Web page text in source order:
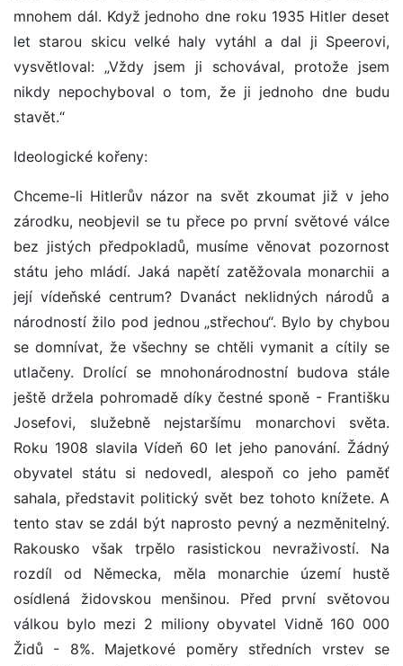
mnohem dál. Když jednoho dne roku 1935 Hitler deset
let starou skicu velké haly vytáhl a dal ji Speerovi,
vysvětloval: „Vždy jsem ji schovával, protože jsem
nikdy nepochyboval o tom, že ji jednoho dne budu
stavět.“
Ideologické kořeny:
Chceme-li Hitlerův názor na svět zkoumat již v jeho
zárodku, neobjevil se tu přece po první světové válce
bez jistých předpokladů, musíme věnovat pozornost
státu jeho mládí. Jaká napětí zatěžovala monarchii a
její vídeňské centrum? Dvanáct neklidných národů a
národností žilo pod jednou „střechou“. Bylo by chybou
se domnívat, že všechny se chtěli vymanit a cítily se
utlačeny. Drolící se mnohonárodnostní budova stále
ještě držela pohromadě díky čestné sponě - Františku
Josefovi, služebně nejstaršímu monarchovi světa.
Roku 1908 slavila Vídeň 60 let jeho panování. Žádný
obyvatel státu si nedovedl, alespoň co jeho paměť
sahala, představit politický svět bez tohoto knížete. A
tento stav se zdál být naprosto pevný a nezměnitelný.
Rakousko však trpělo rasistickou nevraživostí. Na
rozdíl od Německa, měla monarchie území hustě
osídlená židovskou menšinou. Před první světovou
válkou bylo mezi 2 miliony obyvatel Vidně 160 000
Židů - 8%. Majetkové poměry středních vrstev se